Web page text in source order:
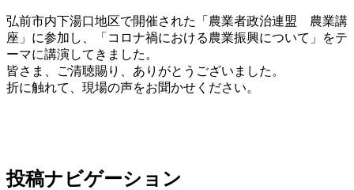
弘前市内下湯口地区で開催された「農業者政治連盟 農業講
座」に参加し、「コロナ禍における農業振興について」をテ
ーマに講演してきました。
皆さま、ご清聴賜り、ありがとうございました。
折に触れて、現場の声をお聞かせください。
投稿ナビゲーション